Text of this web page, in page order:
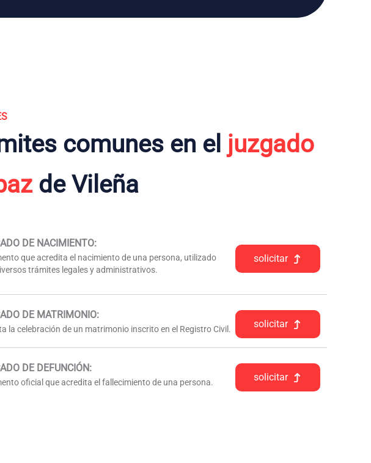
comunes en el juzgado
de Vileña
DE NACIMIENTO:
que acredita el nacimiento de una persona, utilizado
trámites legales y administrativos.
solicitar
DE MATRIMONIO:
la celebración de un matrimonio inscrito en el Registro Civil. solicitar
DE DEFUNCIÓN:
oficial que acredita el fallecimiento de una persona. solicitar